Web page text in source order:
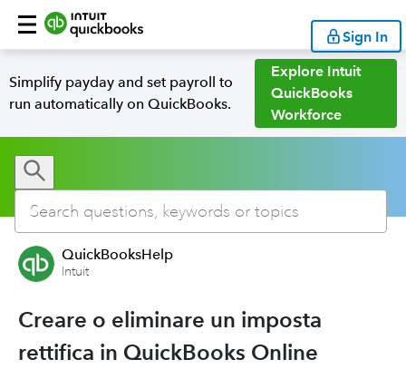
Sign In
Simplify payday and set payroll to
run automatically on QuickBooks.
Explore Intuit
QuickBooks
Workforce
QuickBooksHelp
Intuit
Creare o eliminare un imposta
rettifica in QuickBooks Online